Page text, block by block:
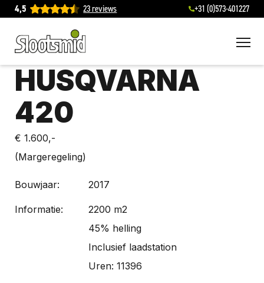
4,5 23 reviews +31 (0)573-401227
HUSQVARNA
420
€ 1.600,-
(Margeregeling)
Bouwjaar: 2017
Informatie:
2200 m2
45% helling
Inclusief laadstation
Uren: 11396